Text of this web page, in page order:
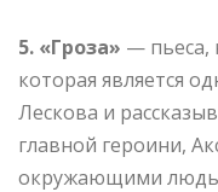
5. «Гроза» — пьеса,
которая является
Лескова и
главной героини,
окружающими